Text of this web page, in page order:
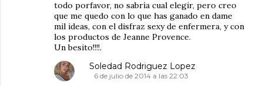
todo porfavor, no sabría cual elegir, pero creo
que me quedo con lo que has ganado en dame
mil ideas, con el disfraz sexy de enfermera, y con
los productos de Jeanne Provence.
Un besito!!!!.
Soledad Rodriguez Lopez
6 de julio de 2014 a las 22:03